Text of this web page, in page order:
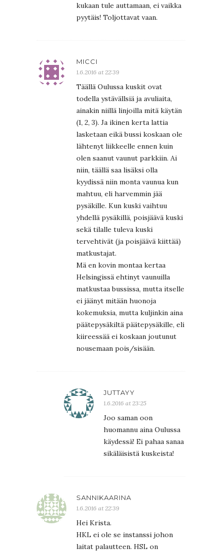
kukaan tule auttamaan, ei vaikka
pyytäis! Toljottavat vaan.
MICCI
1.6.2016 at 22:39
Täällä Oulussa kuskit ovat
todella ystävällsiä ja avuliaita,
ainakin niillä linjoilla mitä käytän
(1, 2, 3). Ja ikinen kerta lattia
lasketaan eikä bussi koskaan ole
lähtenyt liikkeelle ennen kuin
olen saanut vaunut parkkiin. Ai
niin, täällä saa lisäksi olla
kyydissä niin monta vaunua kun
mahtuu, eli harvemmin jää
pysäkille. Kun kuski vaihtuu
yhdellä pysäkillä, poisjäävä kuski
sekä tilalle tuleva kuski
tervehtivät (ja poisjäävä kiittää)
matkustajat.
Mä en kovin montaa kertaa
Helsingissä ehtinyt vaunuilla
matkustaa bussissa, mutta itselle
ei jäänyt mitään huonoja
kokemuksia, mutta kuljinkin aina
päätepysäkiltä päätepysäkille, eli
kiireessää ei koskaan joutunut
nousemaan pois/sisään.
JUTTAYY
1.6.2016 at 23:25
Joo saman oon
huomannu aina Oulussa
käydessä! Ei pahaa sanaa
sikäläisistä kuskeista!
SANNIKAARINA
1.6.2016 at 22:39
Hei Krista.
HKL ei ole se instanssi johon
laitat palautteen. HSL on